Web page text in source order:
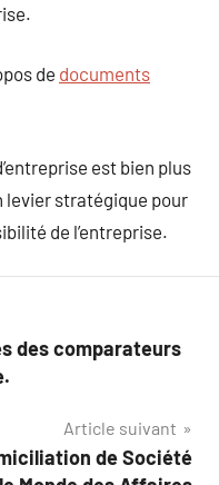
de documents
est bien plus
levier stratégique pour
de l’entreprise.
des comparateurs
Article suivant
de Société